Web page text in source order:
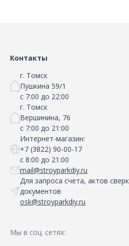
Контакты
г. Томск
Пушкина 59/1
с 7:00 до 22:00
г. Томск
Вершинина, 76
с 7:00 до 21:00
Интернет-магазин:
+7 (3822) 90-00-17
с 8:00 до 21:00
mail@stroyparkdiy.ru
Для запроса счета, актов
документов
osk@stroyparkdiy.ru
Мы в соц. сетях: